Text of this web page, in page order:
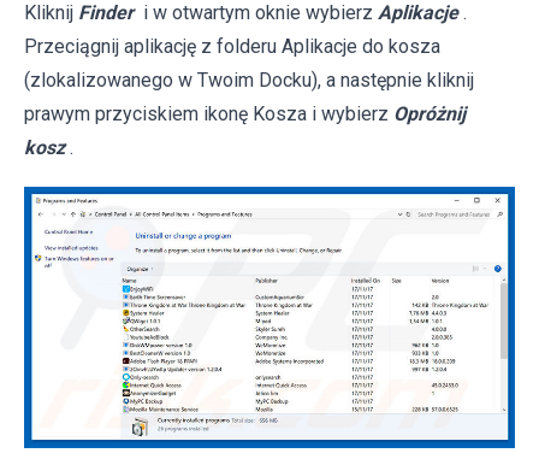
Kliknij Finder i w otwartym oknie wybierz Aplikacje .
Przeciągnij aplikację z folderu Aplikacje do kosza
(zlokalizowanego w Twoim Docku), a następnie kliknij
prawym przyciskiem ikonę Kosza i wybierz Opróżnij
kosz .